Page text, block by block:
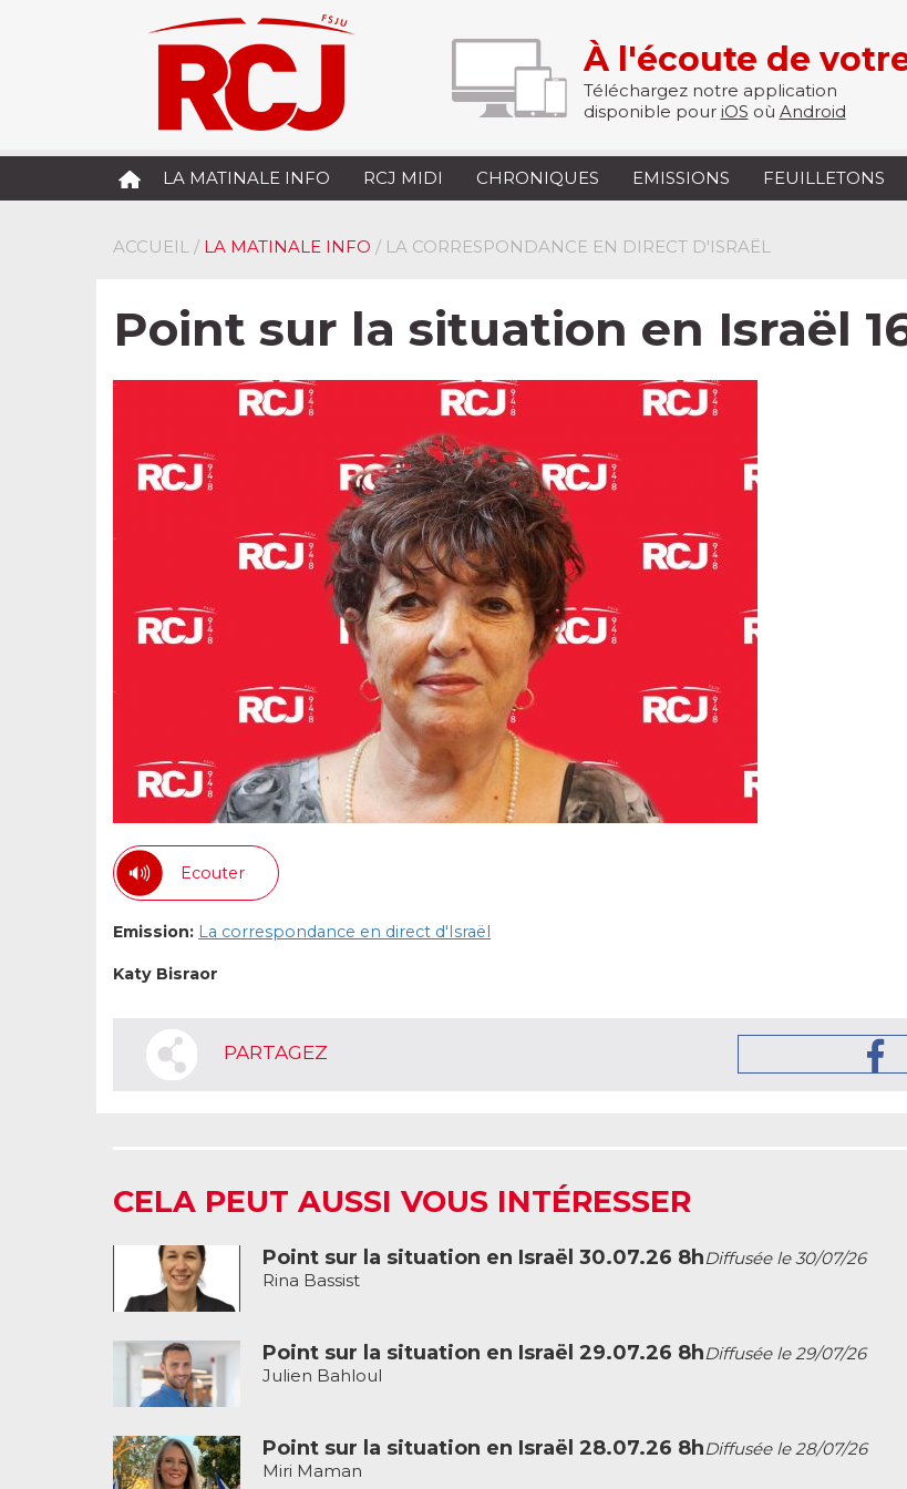
À l'écoute de
Téléchargez notre application
disponible pour iOS où Android
LA MATINALE INFO RCJ MIDI CHRONIQUES EMISSIONS FEUILLETONS
ACCUEIL / LA MATINALE INFO / LA CORRESPONDANCE EN DIRECT D'ISRAËL
Point sur la situation en Israël
Ecouter
Emission: La correspondance en direct d'Israël
Katy Bisraor
PARTAGEZ
CELA PEUT AUSSI VOUS INTÉRESSER
Point sur la situation en Israël 30.07.26 8hDiffusée le 30/07/26
Rina Bassist
Point sur la situation en Israël 29.07.26 8hDiffusée le 29/07/26
Julien Bahloul
Point sur la situation en Israël 28.07.26 8hDiffusée le 28/07/26
Miri Maman